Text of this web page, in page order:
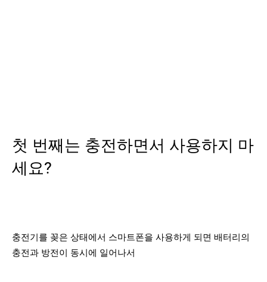
첫 번째는 충전하면서 사용하지 마
세요?
충전기를 꽂은 상태에서 스마트폰을 사용하게 되면 배터리의
충전과 방전이 동시에 일어나서